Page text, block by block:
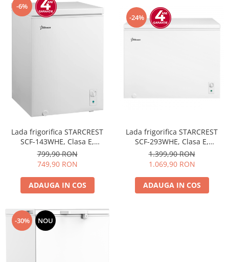
-6%
Lada frigorifica STARCREST
SCF-143WHE, Clasa E,
Capacitate 143L, Sistem
convertibil - functie frigider,
799,90 RON
749,90 RON
ADAUGA IN COS
-24%
Lada frigorifica STARCREST
SCF-293WHE, Clasa E,
Capacitate 293L, Sistem
convertibil - functie frigider,
Termostat reglabil, Alb
1.399,90 RON
1.069,90 RON
ADAUGA IN COS
-30% NOU